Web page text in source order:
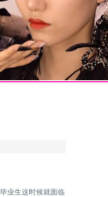
业生这时候就面临